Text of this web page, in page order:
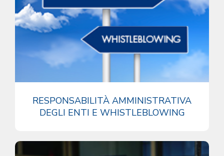
RESPONSABILITÀ AMMINISTRATIVA
DEGLI ENTI E WHISTLEBLOWING